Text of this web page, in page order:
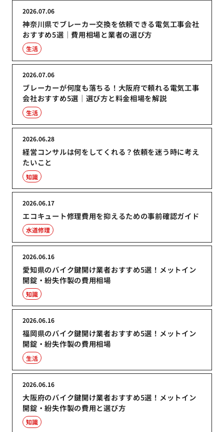
神奈川県でブレーカー交換を依頼できる電気工事会社
おすすめ5選｜費用相場と業者の選び方
2026.07.06
生活
ブレーカーが何度も落ちる！大阪府で頼れる電気工事
会社おすすめ5選｜選び方と料金相場を解説
2026.07.06
生活
経営コンサルは何をしてくれる？依頼を迷う時に考え
たいこと
2026.06.28
知識
エコキュート修理費用を抑えるための事前確認ガイド
2026.06.17
水道修理
愛知県のバイク鍵開け業者おすすめ5選！メットイン
開錠・紛失作製の費用相場
2026.06.16
知識
福岡県のバイク鍵開け業者おすすめ5選！メットイン
開錠・紛失作製の費用相場
2026.06.16
生活
大阪府のバイク鍵開け業者おすすめ5選！メットイン
開錠・紛失作製の費用と選び方
2026.06.16
知識